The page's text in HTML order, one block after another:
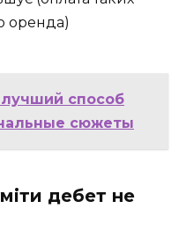
оренда)
способ
сюжеты
дебет не